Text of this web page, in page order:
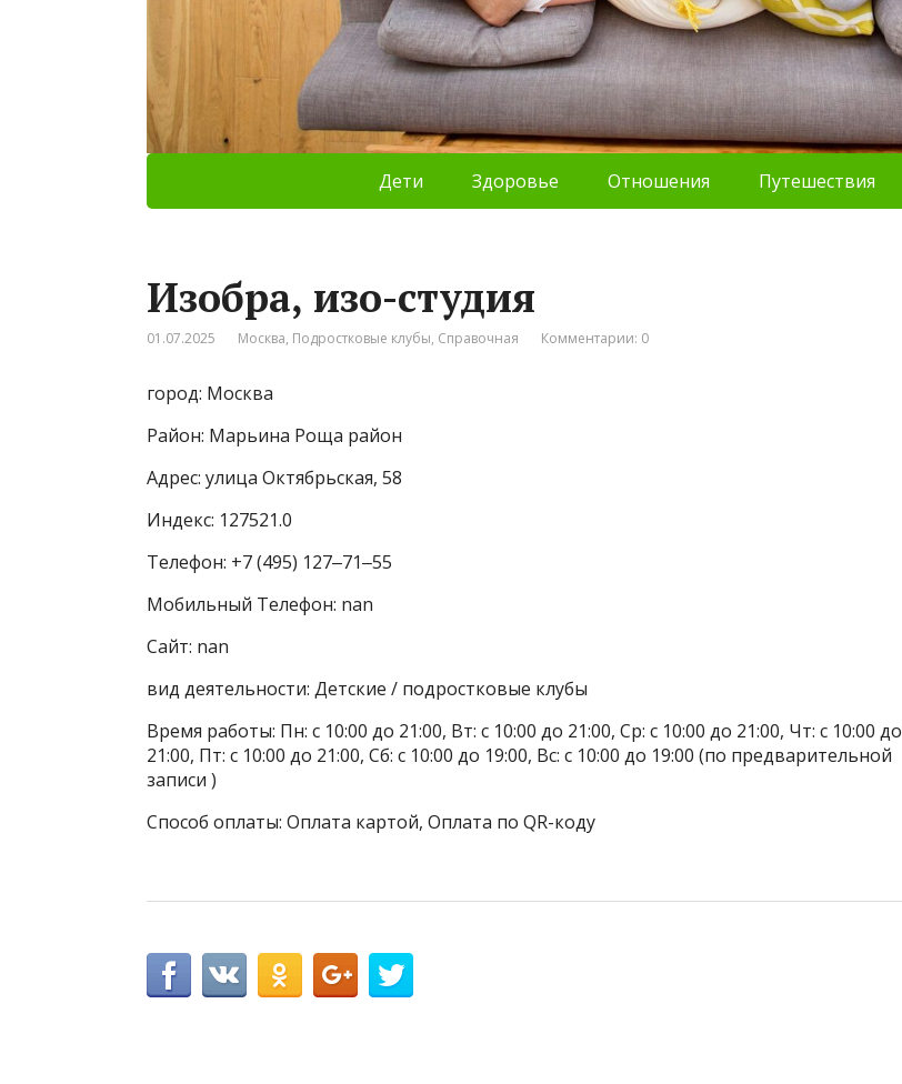
Дети Здоровье Отношения Путешествия
Изобра, изо-студия
01.07.2025 Москва, Подростковые клубы, Справочная Комментарии: 0
город: Москва
Район: Марьина Роща район
Адрес: улица Октябрьская, 58
Индекс: 127521.0
Телефон: +7 (495) 127‒71‒55
Мобильный Телефон: nan
Сайт: nan
вид деятельности: Детские / подростковые клубы
Время работы: Пн: с 10:00 до 21:00, Вт: с 10:00 до 21:00, Ср: с 10:00 до 21:00, Чт: с 10:00 до
21:00, Пт: с 10:00 до 21:00, Сб: с 10:00 до 19:00, Вс: с 10:00 до 19:00 (по предварительной
записи )
Способ оплаты: Оплата картой, Оплата по QR-коду